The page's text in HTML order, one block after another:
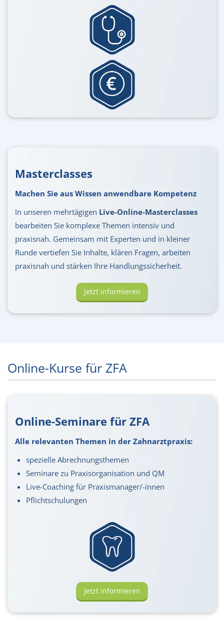
Masterclasses
Machen Sie aus Wissen anwendbare Kompetenz
In unseren mehrtägigen Live-Online-Masterclasses
bearbeiten Sie komplexe Themen intensiv und
praxisnah. Gemeinsam mit Experten und in kleiner
Runde vertiefen Sie Inhalte, klären Fragen, arbeiten
praxisnah und stärken Ihre Handlungssicherheit.
Jetzt informieren
Online-Kurse für ZFA
Online-Seminare für ZFA
Alle relevanten Themen in der Zahnarztpraxis:
spezielle Ab­rech­nungs­themen
Seminare zu Praxis­organi­sation und QM
Live-Coaching für Praxis­manager/-innen
Pflichtschulungen
Jetzt informieren